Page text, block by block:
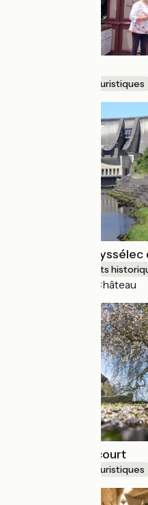
Musées et sites touristiques
Espace EDF
Sites et monuments
Servières-le-Château
Domaine d'Harcourt
Musées et sites touristiques